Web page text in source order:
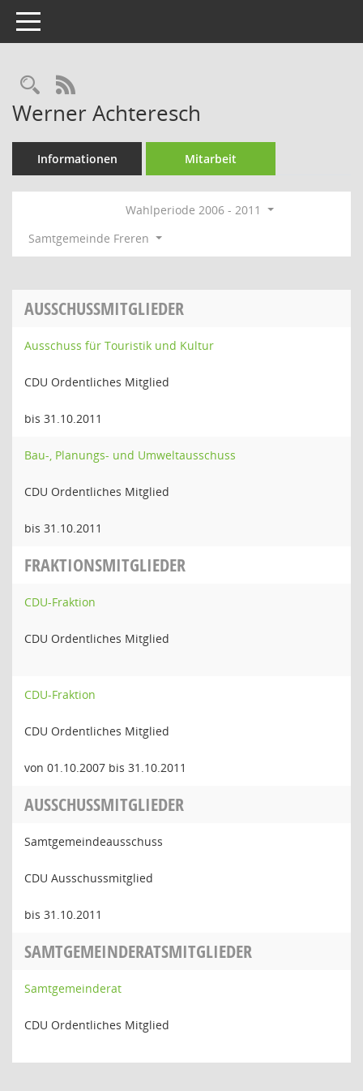
Toggle navigation
Rechercheauswahl
RSS-Feed
Werner Achteresch
Informationen Mitarbeit
Wahlperiode 2006 - 2011
Samtgemeinde Freren
AUSSCHUSSMITGLIEDER
Ausschuss für Touristik und Kultur
CDU Ordentliches Mitglied
bis 31.10.2011
Bau-, Planungs- und Umweltausschuss
CDU Ordentliches Mitglied
bis 31.10.2011
FRAKTIONSMITGLIEDER
CDU-Fraktion
CDU Ordentliches Mitglied
CDU-Fraktion
CDU Ordentliches Mitglied
von 01.10.2007 bis 31.10.2011
AUSSCHUSSMITGLIEDER
Samtgemeindeausschuss
CDU Ausschussmitglied
bis 31.10.2011
SAMTGEMEINDERATSMITGLIEDER
Samtgemeinderat
CDU Ordentliches Mitglied